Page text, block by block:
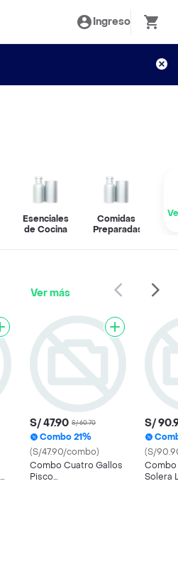
Ingreso
Esenciales
de Cocina
Comidas
Preparadas
Ver más
S/ 47.90 S/ 60.70
Combo 21%
(S/47.90/combo)
Combo Cuatro Gallos
Pisco
S/
(S/
Solera